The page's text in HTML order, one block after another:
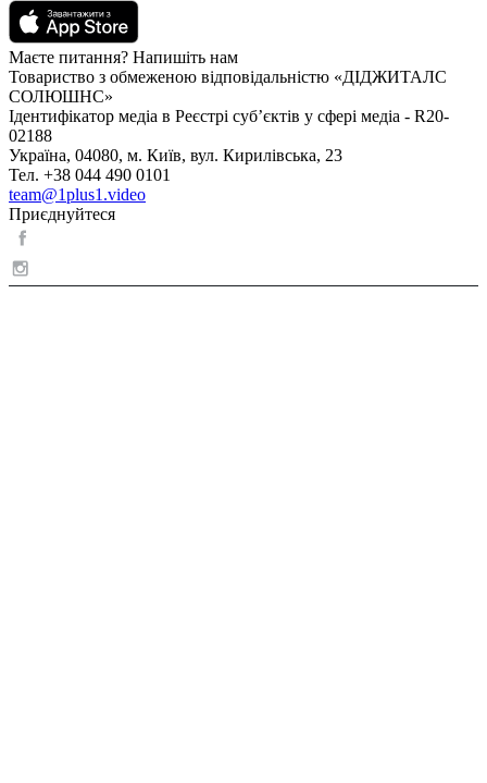
Маєте питання? Напишіть нам
Товариство з обмеженою відповідальністю «ДІДЖИТАЛС
СОЛЮШНС»
Ідентифікатор медіа в Реєстрі суб’єктів у сфері медіа - R20-
02188
Україна, 04080, м. Київ, вул. Кирилівська, 23
Тел. +38 044 490 0101
team@1plus1.video
Приєднуйтеся